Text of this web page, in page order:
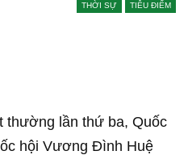
THỜI SỰ TIÊU ĐIỂM
thường lần thứ ba, Quốc
hội Vương Đình Huệ